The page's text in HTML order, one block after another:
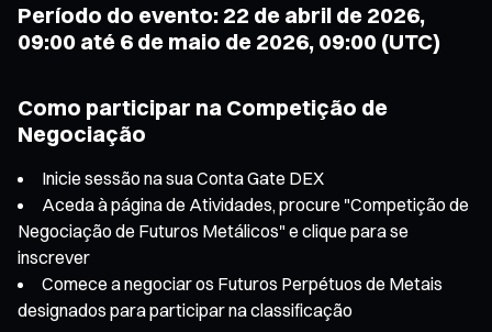
Período do evento: 22 de abril de 2026,
09:00 até 6 de maio de 2026, 09:00 (UTC)
Como participar na Competição de
Negociação
Inicie sessão na sua Conta Gate DEX
Aceda à página de Atividades, procure "Competição de
Negociação de Futuros Metálicos" e clique para se
inscrever
Comece a negociar os Futuros Perpétuos de Metais
designados para participar na classificação